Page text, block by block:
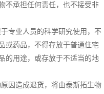
不承担任何责任，也不接受非
专业人员的科学研究使用，不
或药品，不得存放于普通住宅
的用途，或存放于不适当的地
因造成退货，将由泰斯拓生物